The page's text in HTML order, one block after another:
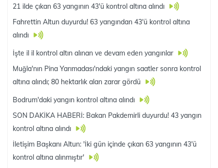
21 ilde çıkan 63 yangının 43'ü kontrol altına alındı
Fahrettin Altun duyurdu! 63 yangından 43'ü kontrol altına
alındı
İşte il il kontrol altın alınan ve devam eden yangınlar
Muğla'nın Pina Yarımadası'ndaki yangın saatler sonra kontrol
altına alındı; 80 hektarlık alan zarar gördü
Bodrum'daki yangın kontrol altına alındı
SON DAKİKA HABERİ: Bakan Pakdemirli duyurdu! 43 yangın
kontrol altına alındı
İletişim Başkanı Altun: 'İki gün içinde çıkan 63 yangının 43'ü
kontrol altına alınmıştır'